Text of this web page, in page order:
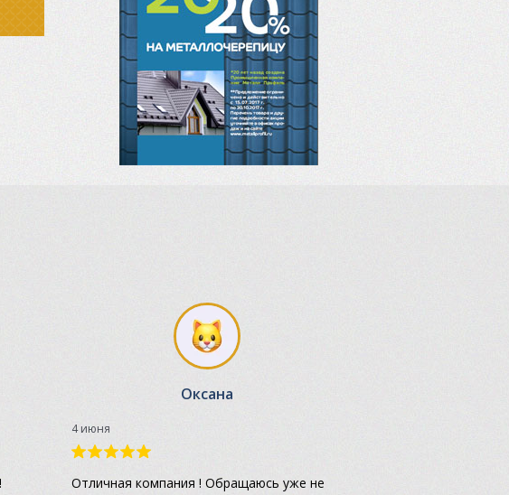
Оксана
4 июня
Отличная компания ! Обращаюсь уже не